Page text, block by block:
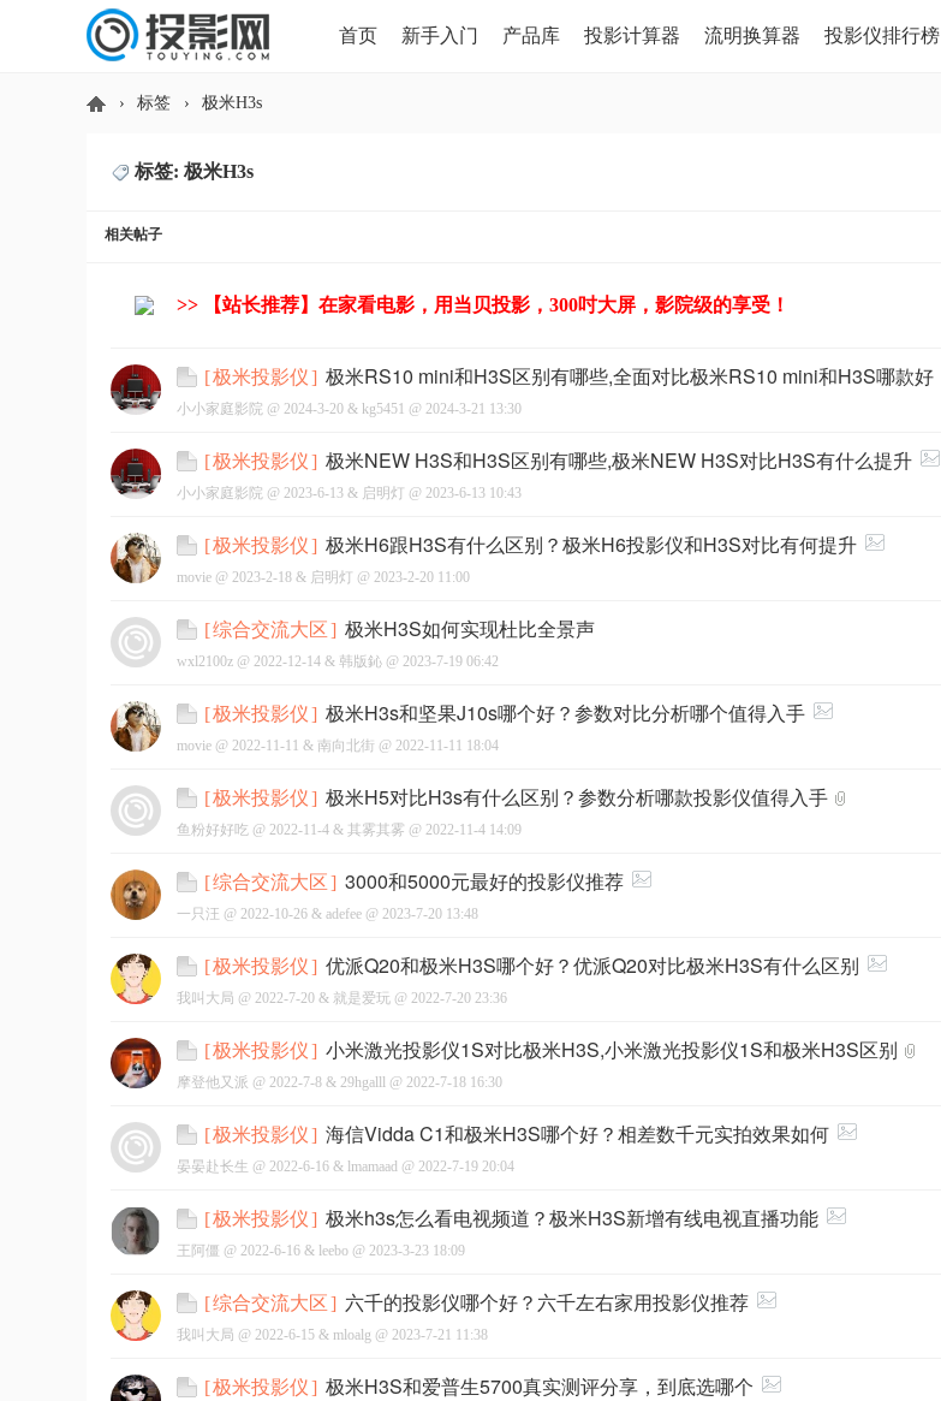
首页 新手入门 产品库 投影计算器 流明换算器 投影仪排行榜
HDMI版本对比 导读
› 标签 › 极米H3s
标签: 极米H3s
相关帖子
>> 【站长推荐】在家看电影，用当贝投影，300吋大屏，影院级的享受！
[极米投影仪] 极米RS10 mini和H3S区别有哪些,全面对比极米RS10 mini和H3S哪款好
小小家庭影院 @ 2024-3-20 & kg5451 @ 2024-3-21 13:30
[极米投影仪] 极米NEW H3S和H3S区别有哪些,极米NEW H3S对比H3S有什么提升
小小家庭影院 @ 2023-6-13 & 启明灯 @ 2023-6-13 10:43
[极米投影仪] 极米H6跟H3S有什么区别？极米H6投影仪和H3S对比有何提升
movie @ 2023-2-18 & 启明灯 @ 2023-2-20 11:00
[综合交流大区] 极米H3S如何实现杜比全景声
wxl2100z @ 2022-12-14 & 韩版鈊 @ 2023-7-19 06:42
[极米投影仪] 极米H3s和坚果J10s哪个好？参数对比分析哪个值得入手
movie @ 2022-11-11 & 南向北街 @ 2022-11-11 18:04
[极米投影仪] 极米H5对比H3s有什么区别？参数分析哪款投影仪值得入手
鱼粉好好吃 @ 2022-11-4 & 其雾其雾 @ 2022-11-4 14:09
[综合交流大区] 3000和5000元最好的投影仪推荐
一只汪 @ 2022-10-26 & adefee @ 2023-7-20 13:48
[极米投影仪] 优派Q20和极米H3S哪个好？优派Q20对比极米H3S有什么区别
我叫大局 @ 2022-7-20 & 就是爱玩 @ 2022-7-20 23:36
[极米投影仪] 小米激光投影仪1S对比极米H3S,小米激光投影仪1S和极米H3S区别
摩登他又派 @ 2022-7-8 & 29hgalll @ 2022-7-18 16:30
[极米投影仪] 海信Vidda C1和极米H3S哪个好？相差数千元实拍效果如何
晏晏赴长生 @ 2022-6-16 & lmamaad @ 2022-7-19 20:04
[极米投影仪] 极米h3s怎么看电视频道？极米H3S新增有线电视直播功能
王阿僵 @ 2022-6-16 & leebo @ 2023-3-23 18:09
[综合交流大区] 六千的投影仪哪个好？六千左右家用投影仪推荐
我叫大局 @ 2022-6-15 & mloalg @ 2023-7-21 11:38
[极米投影仪] 极米H3S和爱普生5700真实测评分享，到底选哪个